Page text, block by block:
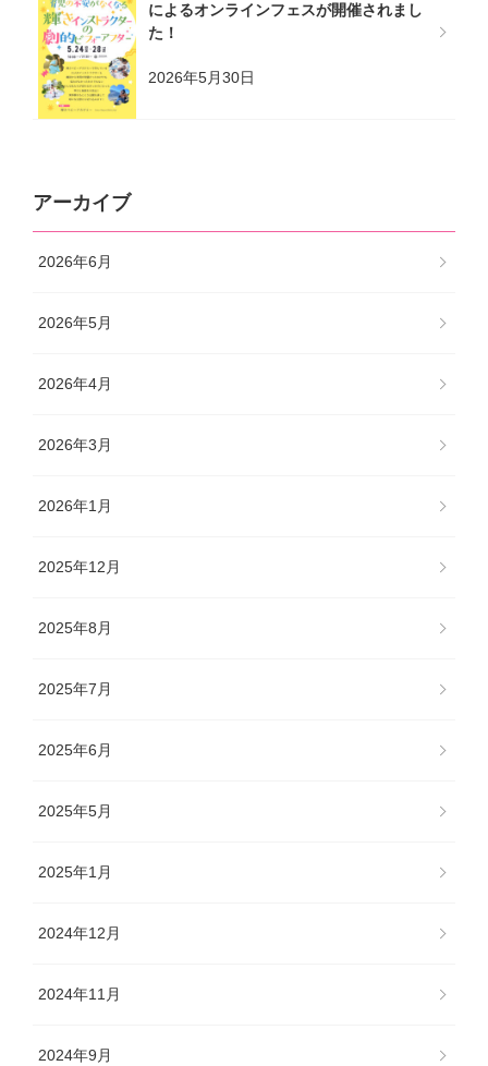
によるオンラインフェスが開催されまし
た！
2026年5月30日
アーカイブ
2026年6月
2026年5月
2026年4月
2026年3月
2026年1月
2025年12月
2025年8月
2025年7月
2025年6月
2025年5月
2025年1月
2024年12月
2024年11月
2024年9月